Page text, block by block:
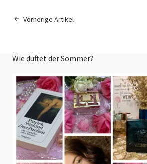
Vorherige Artikel
Wie duftet der Sommer?